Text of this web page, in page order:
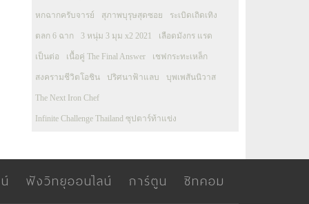
หกฉากครับจารย์ สุภาพบุรุษสุดซอย ระเบิดเถิดเทิง
ตลก 6 ฉาก 3 หนุ่ม 3 มุม x2 2021 เลือดมังกร แรด
เป็นต่อ เนื้อคู่ The Final Answer เชฟกระทะเหล็ก
สงครามชีวิตโอชิน ปริศนาฟ้าแลบ บุพเพสันนิวาส
The Next Iron Chef
Infinite Challenge Thailand ซุปตาร์ท้าแข่ง
ฟังวิทยุออนไลน์ การ์ตูน ซิทคอม